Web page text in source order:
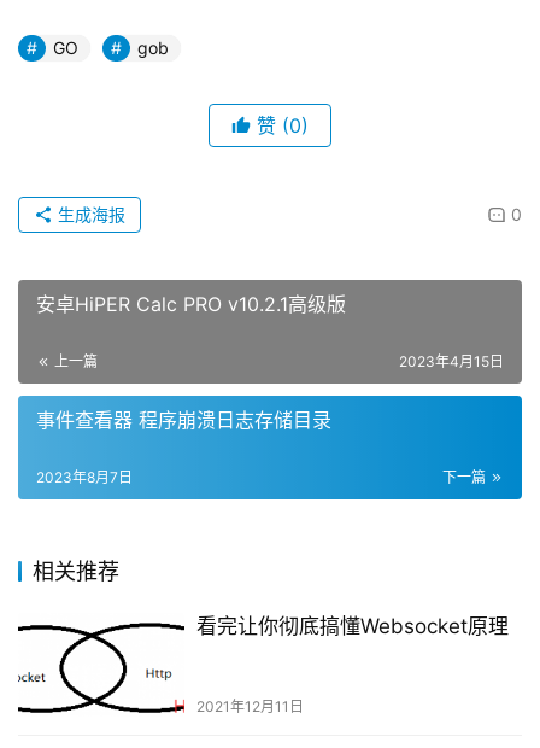
GO gob
赞 (0)
0
生成海报
安卓HiPER Calc PRO v10.2.1高级版
上一篇 2023年4月15日
事件查看器 程序崩溃日志存储目录
下一篇
2023年8月7日
相关推荐
看完让你彻底搞懂Websocket原理
2021年12月11日